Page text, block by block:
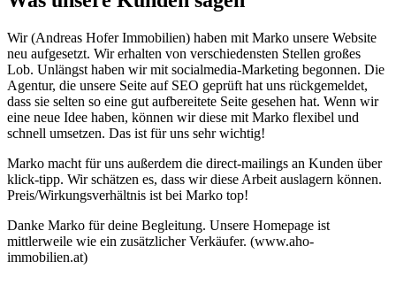
Wir (Andreas Hofer Immobilien) haben mit Marko unsere Website
neu aufgesetzt. Wir erhalten von verschiedensten Stellen großes
Lob. Unlängst haben wir mit socialmedia-Marketing begonnen. Die
Agentur, die unsere Seite auf SEO geprüft hat uns rückgemeldet,
dass sie selten so eine gut aufbereitete Seite gesehen hat. Wenn wir
eine neue Idee haben, können wir diese mit Marko flexibel und
schnell umsetzen. Das ist für uns sehr wichtig!
Marko macht für uns außerdem die direct-mailings an Kunden über
klick-tipp. Wir schätzen es, dass wir diese Arbeit auslagern können.
Preis/Wirkungsverhältnis ist bei Marko top!
Danke Marko für deine Begleitung. Unsere Homepage ist
mittlerweile wie ein zusätzlicher Verkäufer. (www.aho-
immobilien.at)